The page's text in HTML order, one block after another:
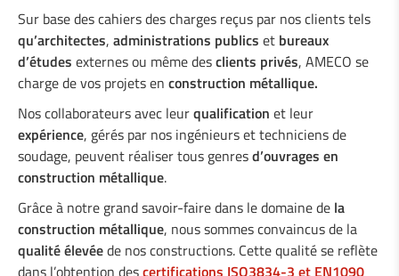
Services à l'industrie
Bureau d'études
Sécurité routière
Sur base des cahiers des charges reçus par nos clients tels
qu’architectes, administrations publics et bureaux
d’études externes ou même desclients privés, AMECO se
charge de vos projets en construction métallique.
Nos collaborateurs avec leurqualification et leur
expérience, gérés par nos ingénieurs et techniciens de
soudage, peuvent réaliser tous genresd’ouvrages en
construction métallique.
Grâce à notre grand savoir-faire dans le domaine de la
construction métallique, nous sommes convaincus de la
qualité élevéede nos constructions. Cette qualité se reflète
dans l’obtention descertifications ISO3834-3 et EN1090